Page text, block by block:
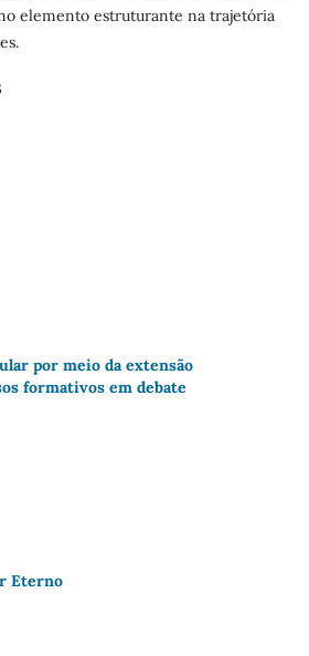
elemento estruturante na trajetória
por meio da extensão
formativos em debate
Eterno